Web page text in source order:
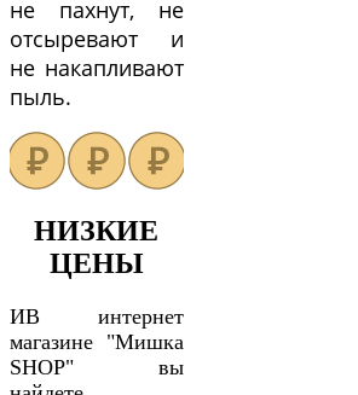
не пахнут, не
отсыревают и
не накапливают
пыль.
НИЗКИЕ
ЦЕНЫ
ИВ интернет
магазине "Мишка
SHOP" вы